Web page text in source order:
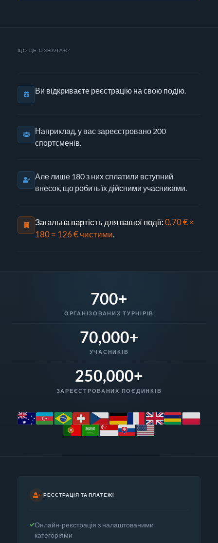
ЩО ЦЕ ОЗНАЧАЄ?
Ви відкриваєте реєстрацію на свою подію.
Наприклад, у вас зареєстровано 200
спортсменів.
Але лише 180 з них сплатили вступний
внесок, що робить їх дійсними учасниками.
Загальна вартість для вашої події: 0,70 € ×
180 = 126 € чистими
700+
ОРГАНІЗОВАНИХ ТУРНІРІВ
70,000+
УЧАСНИКІВ
250,000+
ЗАРЕЄСТРОВАНИХ ПОЄДИНКІВ
РЕЄСТРАЦІЯ ТА ПЛАТЕЖІ
Онлайн-реєстрація з налаштованими
категоріями